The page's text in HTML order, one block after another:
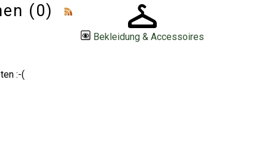
Bekleidung & Accessoires
(0)
:-(